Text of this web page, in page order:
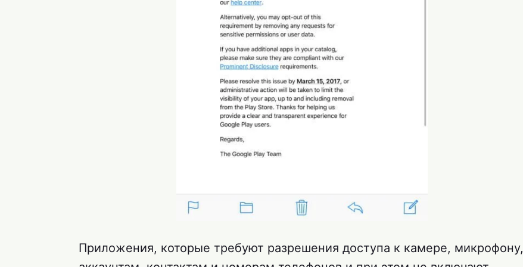
Приложения, которые требуют разрешения доступа к камере, микрофону,